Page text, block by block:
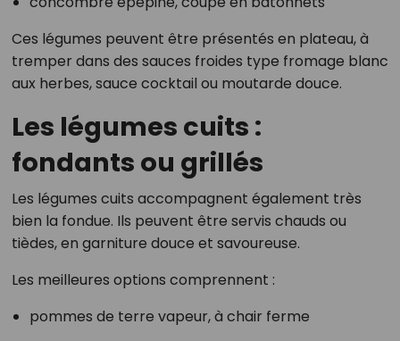
Ces légumes peuvent être présentés en plateau, à
tremper dans des sauces froides type fromage blanc
aux herbes, sauce cocktail ou moutarde douce.
Les légumes cuits :
fondants ou grillés
Les légumes cuits accompagnent également très
bien la fondue. Ils peuvent être servis chauds ou
tièdes, en garniture douce et savoureuse.
Les meilleures options comprennent :
pommes de terre vapeur, à chair ferme